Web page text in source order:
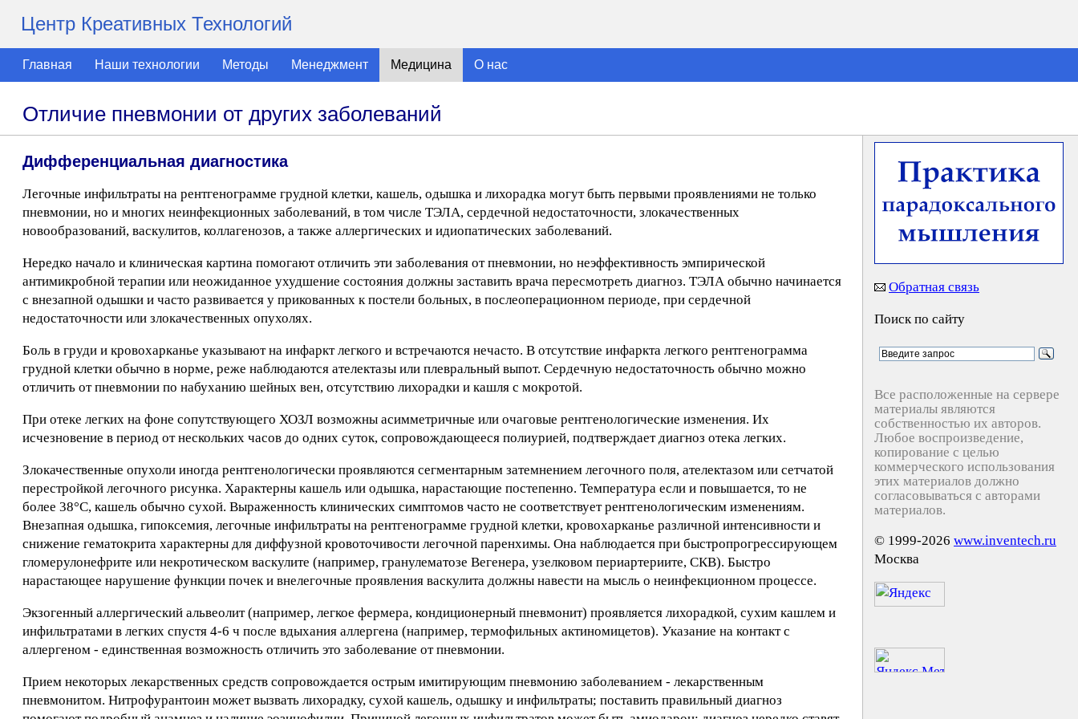
Центр Креативных Технологий
Главная Наши технологии Методы Менеджмент Медицина О нас
Отличие пневмонии от других заболеваний
Дифференциальная диагностика
Легочные инфильтраты на рентгенограмме грудной клетки, кашель, одышка и лихорадка могут быть первыми проявлениями не только
пневмонии, но и многих неинфекционных заболеваний, в том числе ТЭЛА, сердечной недостаточности, злокачественных
новообразований, васкулитов, коллагенозов, а также аллергических и идиопатических заболеваний.
Нередко начало и клиническая картина помогают отличить эти заболевания от пневмонии, но неэффективность эмпирической
антимикробной терапии или неожиданное ухудшение состояния должны заставить врача пересмотреть диагноз. ТЭЛА обычно начинается
с внезапной одышки и часто развивается у прикованных к постели больных, в послеоперационном периоде, при сердечной
недостаточности или злокачественных опухолях.
Боль в груди и кровохарканье указывают на инфаркт легкого и встречаются нечасто. В отсутствие инфаркта легкого рентгенограмма
грудной клетки обычно в норме, реже наблюдаются ателектазы или плевральный выпот. Сердечную недостаточность обычно можно
отличить от пневмонии по набуханию шейных вен, отсутствию лихорадки и кашля с мокротой.
При отеке легких на фоне сопутствующего ХОЗЛ возможны асимметричные или очаговые рентгенологические изменения. Их
исчезновение в период от нескольких часов до одних суток, сопровождающееся полиурией, подтверждает диагноз отека легких.
Злокачественные опухоли иногда рентгенологически проявляются сегментарным затемнением легочного поля, ателектазом или сетчатой
перестройкой легочного рисунка. Характерны кашель или одышка, нарастающие постепенно. Температура если и повышается, то не
более 38°С, кашель обычно сухой. Выраженность клинических симптомов часто не соответствует рентгенологическим изменениям.
Внезапная одышка, гипоксемия, легочные инфильтраты на рентгенограмме грудной клетки, кровохарканье различной интенсивности и
снижение гематокрита характерны для диффузной кровоточивости легочной паренхимы. Она наблюдается при быстропрогрессирующем
гломерулонефрите или некротическом васкулите (например, гранулематозе Вегенера, узелковом периартериите, СКВ). Быстро
нарастающее нарушение функции почек и внелегочные проявления васкулита должны навести на мысль о неинфекционном процессе.
Экзогенный аллергический альвеолит (например, легкое фермера, кондиционерный пневмонит) проявляется лихорадкой, сухим кашлем и
инфильтратами в легких спустя 4-6 ч после вдыхания аллергена (например, термофильных актиномицетов). Указание на контакт с
аллергеном - единственная возможность отличить это заболевание от пневмонии.
Прием некоторых лекарственных средств сопровождается острым имитирующим пневмонию заболеванием - лекарственным
пневмонитом. Нитрофурантоин может вызвать лихорадку, сухой кашель, одышку и инфильтраты; поставить правильный диагноз
Обратная связь
Поиск по сайту
Все расположенные на сервере
материалы являются
собственностью их авторов.
Любое воспроизведение,
копирование с целью
коммерческого использования
этих материалов должно
согласовываться с авторами
материалов.
© 1999-2026 www.inventech.ru
Москва